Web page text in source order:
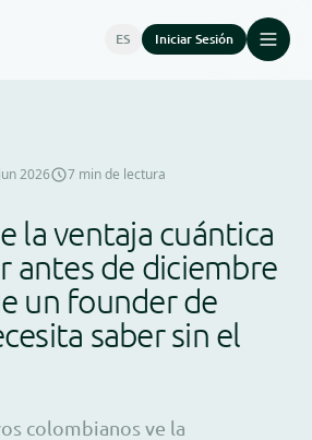
ES Iniciar Sesión
2026 7 min de lectura
la ventaja cuántica
antes de diciembre
un founder de
saber sin el
colombianos ve la